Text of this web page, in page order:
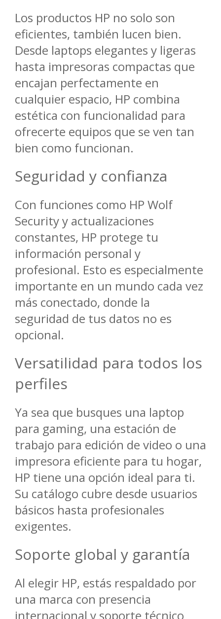
Los productos HP no solo son
eficientes, también lucen bien.
Desde laptops elegantes y ligeras
hasta impresoras compactas que
encajan perfectamente en
cualquier espacio, HP combina
estética con funcionalidad para
ofrecerte equipos que se ven tan
bien como funcionan.
Seguridad y confianza
Con funciones como HP Wolf
Security y actualizaciones
constantes, HP protege tu
información personal y
profesional. Esto es especialmente
importante en un mundo cada vez
más conectado, donde la
seguridad de tus datos no es
opcional.
Versatilidad para todos los
perfiles
Ya sea que busques una laptop
para gaming, una estación de
trabajo para edición de video o una
impresora eficiente para tu hogar,
HP tiene una opción ideal para ti.
Su catálogo cubre desde usuarios
básicos hasta profesionales
exigentes.
Soporte global y garantía
Al elegir HP, estás respaldado por
una marca con presencia
internacional y soporte técnico